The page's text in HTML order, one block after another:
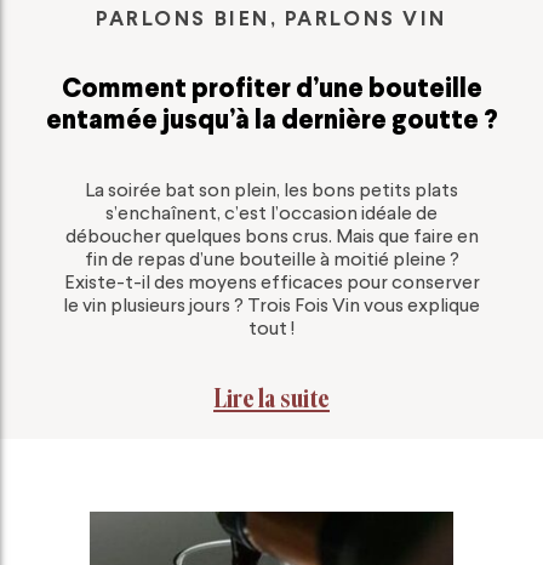
PARLONS BIEN, PARLONS VIN
Comment profiter d’une bouteille
entamée jusqu’à la dernière goutte ?
La soirée bat son plein, les bons petits plats
s’enchaînent, c’est l’occasion idéale de
déboucher quelques bons crus. Mais que faire en
fin de repas d’une bouteille à moitié pleine ?
Existe-t-il des moyens efficaces pour conserver
le vin plusieurs jours ? Trois Fois Vin vous explique
tout !
Lire la suite